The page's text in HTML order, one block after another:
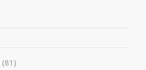
(81)